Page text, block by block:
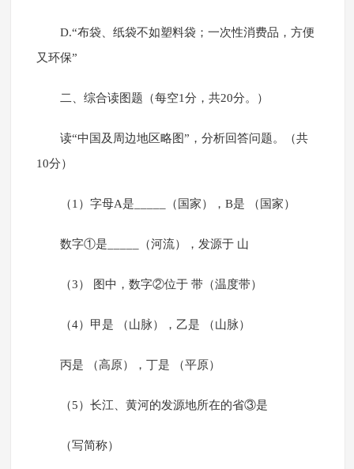
D.“布袋、纸袋不如塑料袋；一次性消费品，方便
又环保”
二、综合读图题（每空1分，共20分。）
读“中国及周边地区略图”，分析回答问题。（共
10分）
（1）字母A是_____（国家），B是 （国家）
数字①是_____（河流），发源于 山
（3） 图中，数字②位于 带（温度带）
（4）甲是 （山脉），乙是 （山脉）
丙是 （高原），丁是 （平原）
（5）长江、黄河的发源地所在的省③是
（写简称）